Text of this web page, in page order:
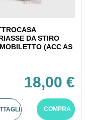
DA STIRO
(ACC AS
18,00 €
COMPRA